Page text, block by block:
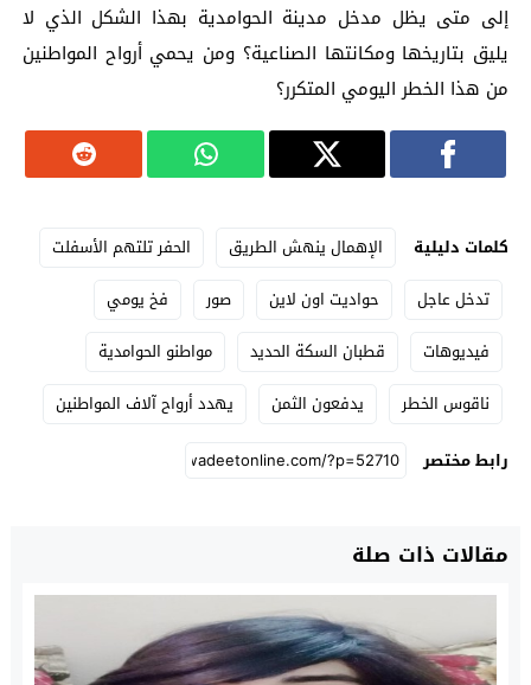
إلى متى يظل مدخل مدينة الحوامدية بهذا الشكل الذي لا
يليق بتاريخها ومكانتها الصناعية؟ ومن يحمي أرواح المواطنين
من هذا الخطر اليومي المتكرر؟
كلمات دليلية الإهمال ينهش الطريق
الحفر تلتهم الأسفلت
تدخل عاجل
حواديت اون لاين صور
فخ يومي
فيديوهات
قطبان السكة الحديد
مواطنو الحوامدية
ناقوس الخطر
يدفعون الثمن
يهدد أرواح آلاف المواطنين
رابط مختصر
مقالات ذات صلة